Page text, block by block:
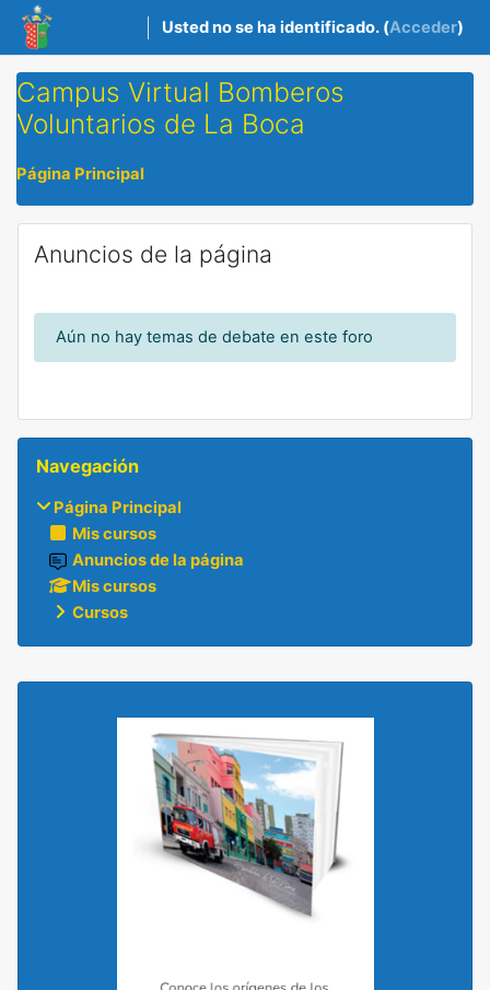
Salta al contenido principal
Usted no se ha identificado. (Acceder)
Campus Virtual Bomberos
Voluntarios de La Boca
Página Principal
Anuncios de la página
Aún no hay temas de debate en este foro
Salta Navegación
Navegación
Página Principal
Mis cursos
Anuncios de la página
Mis cursos
Cursos